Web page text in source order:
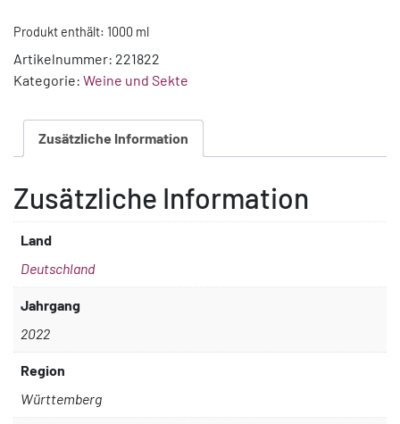
halbtrocken
QbA
-
Menge
Produkt enthält: 1000 ml
Artikelnummer: 221822
Kategorie: Weine und Sekte
Zusätzliche Information
Zusätzliche Information
Land
Deutschland
Jahrgang
2022
Region
Württemberg